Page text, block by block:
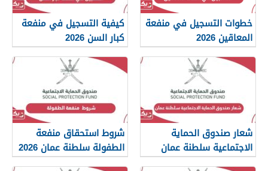
خطوات التسجيل في منفعة
المعاقين 2026
كيفية التسجيل في منفعة
كبار السن 2026
شعار صندوق الحماية
الاجتماعية سلطنة عمان
2026
شروط استحقاق منفعة
الطفولة سلطنة عمان 2026